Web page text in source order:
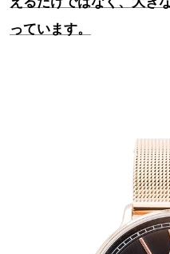
っています。